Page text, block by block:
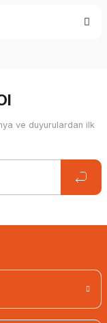
ve duyurulardan ilk